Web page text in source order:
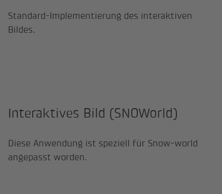
Standard-Implementierung des interaktiven
Bildes.
Interaktives Bild (SNOWorld)
Diese Anwendung ist speziell für Snow-world
angepasst worden.